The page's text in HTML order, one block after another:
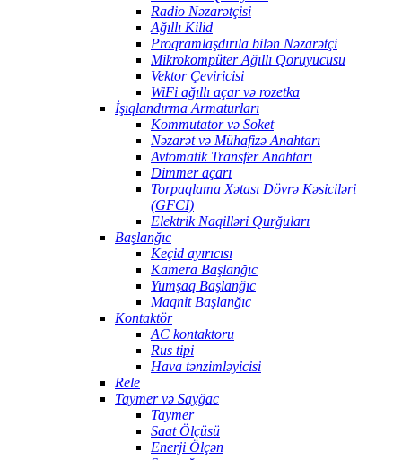
Radio Nəzarətçisi
Ağıllı Kilid
Proqramlaşdırıla bilən Nəzarətçi
Mikrokompüter Ağıllı Qoruyucusu
Vektor Çeviricisi
WiFi ağıllı açar və rozetka
İşıqlandırma Armaturları
Kommutator və Soket
Nəzarət və Mühafizə Anahtarı
Avtomatik Transfer Anahtarı
Dimmer açarı
Torpaqlama Xətası Dövrə Kəsiciləri
(GFCI)
Elektrik Naqilləri Qurğuları
Başlanğıc
Keçid ayırıcısı
Kamera Başlanğıc
Yumşaq Başlanğıc
Maqnit Başlanğıc
Kontaktör
AC kontaktoru
Rus tipi
Hava tənzimləyicisi
Rele
Taymer və Sayğac
Taymer
Saat Ölçüsü
Enerji Ölçən